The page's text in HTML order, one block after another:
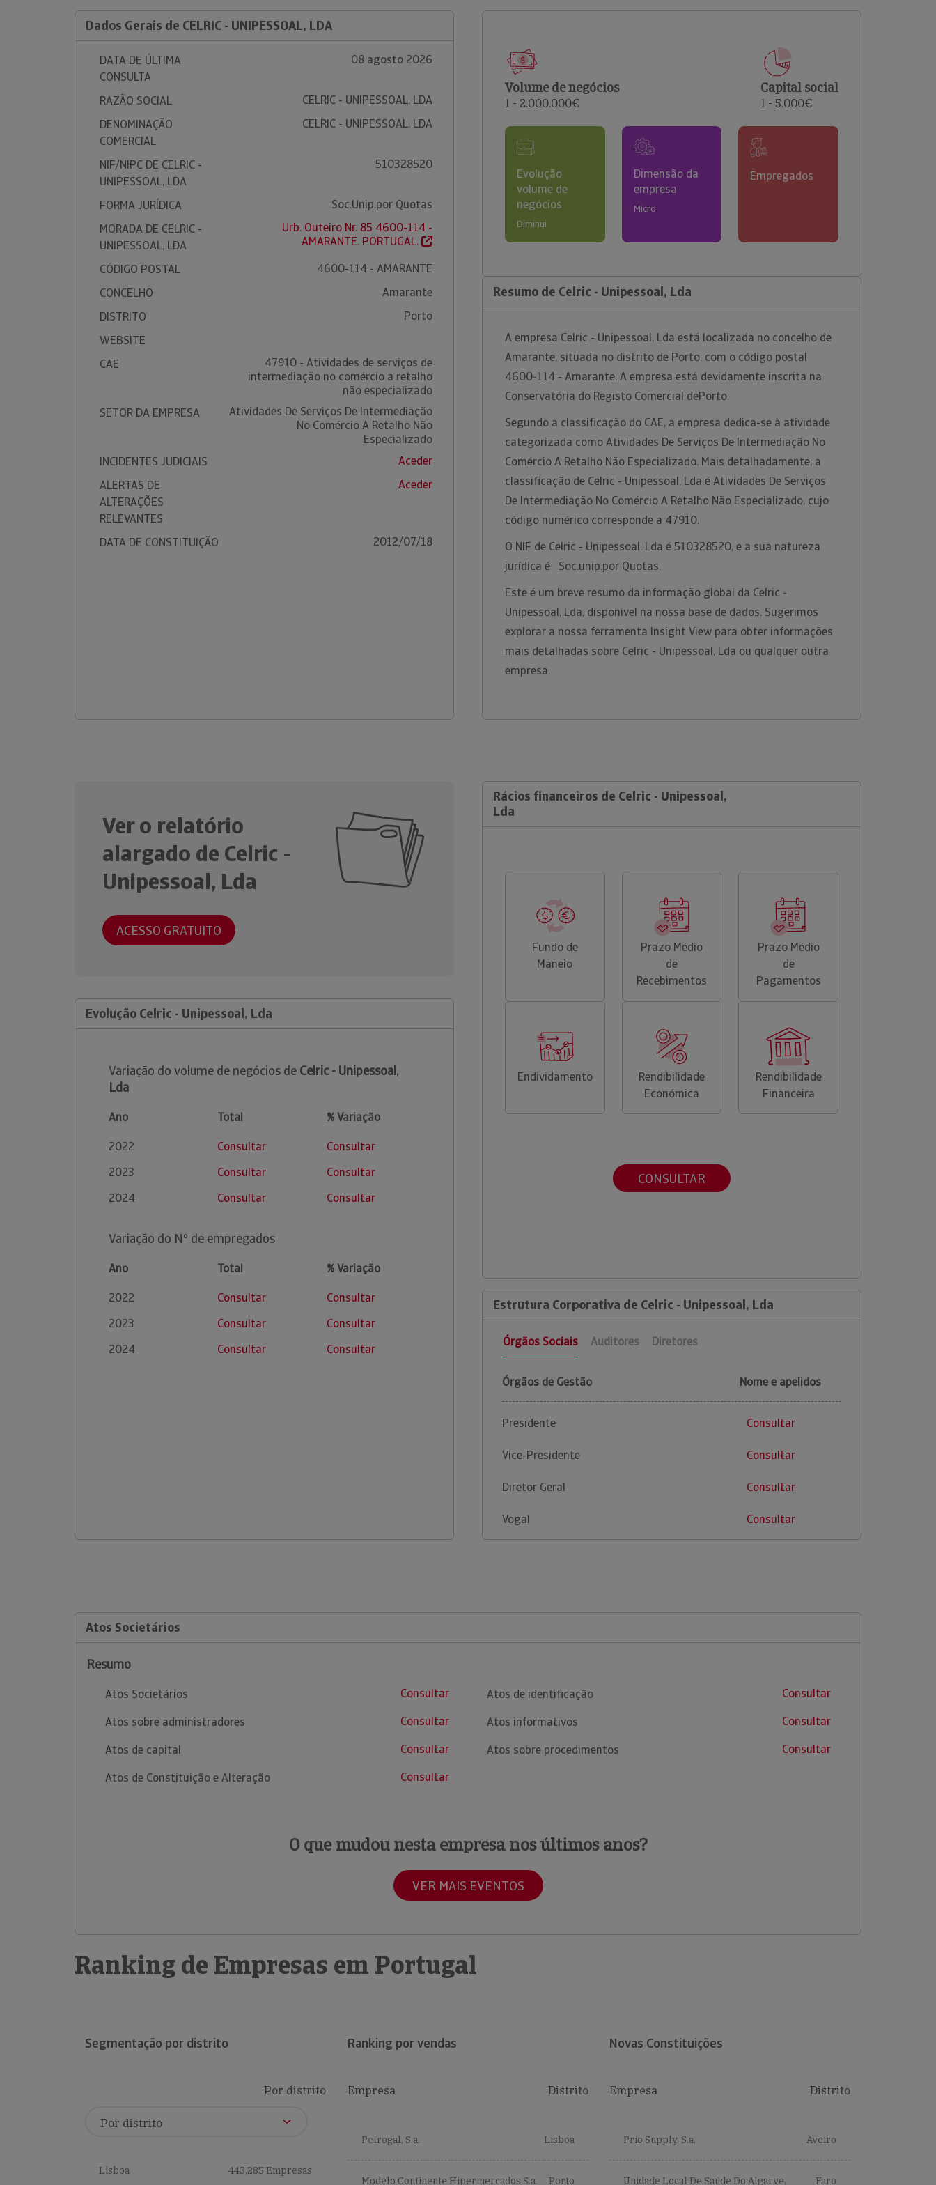
comerciais e analisar o risco de incumprimento dos
Dados Gerais de CELRIC - UNIPESSOAL, LDA
DATA DE ÚLTIMA
CONSULTA
08 agosto 2026
RAZÃO SOCIAL
CELRIC - UNIPESSOAL, LDA
DENOMINAÇÃO
COMERCIAL
CELRIC - UNIPESSOAL, LDA
NIF/NIPC DE CELRIC -
UNIPESSOAL, LDA
510328520
FORMA JURÍDICA
Soc.Unip.por Quotas
MORADA DE CELRIC -
UNIPESSOAL, LDA
Urb. Outeiro Nr. 85 4600-114 -
AMARANTE. PORTUGAL.
CÓDIGO POSTAL
4600-114 - AMARANTE
CONCELHO
Amarante
DISTRITO
Porto
WEBSITE
CAE
47910 - Atividades de serviços de
intermediação no comércio a retalho
não especializado
SETOR DA EMPRESA
Atividades De Serviços De Intermediação
No Comércio A Retalho Não
Especializado
INCIDENTES JUDICIAIS
Aceder
ALERTAS DE
ALTERAÇÕES
RELEVANTES
Aceder
DATA DE CONSTITUIÇÃO 2012/07/18
Volume de negócios
1 - 2.000.000€
Capital social
1 - 5.000€
Evolução
volume de
negócios
Diminui
Dimensão da
empresa
Micro
Empregados
Resumo de Celric - Unipessoal, Lda
A empresa Celric - Unipessoal, Lda está localizada no concelho de
Amarante, situada no distrito de Porto, com o código postal
4600-114 - Amarante. A empresa está devidamente inscrita na
Conservatória do Registo Comercial dePorto.
Segundo a classificação do CAE, a empresa dedica-se à atividade
categorizada como Atividades De Serviços De Intermediação No
Comércio A Retalho Não Especializado. Mais detalhadamente, a
classificação de Celric - Unipessoal, Lda é Atividades De Serviços
De Intermediação No Comércio A Retalho Não Especializado, cujo
código numérico corresponde a 47910.
O NIF de Celric - Unipessoal, Lda é 510328520, e a sua natureza
jurídica é Soc.unip.por Quotas.
Este é um breve resumo da informação global da Celric -
Unipessoal, Lda, disponível na nossa base de dados. Sugerimos
explorar a nossa ferramenta Insight View para obter informações
mais detalhadas sobre Celric - Unipessoal, Lda ou qualquer outra
empresa.
Ver o relatório
alargado de Celric -
Unipessoal, Lda
ACESSO GRATUITO
Evolução Celric - Unipessoal, Lda
Variação do volume de negócios de Celric - Unipessoal,
Lda
Ano Total
% Variação
2022
Consultar
Consultar
2023
Consultar
Consultar
2024
Consultar Consultar
Variação do Nº de empregados
Ano Total
% Variação
2022
Consultar
Consultar
2023
Consultar
Consultar
2024
Consultar Consultar
Rácios financeiros de Celric - Unipessoal,
Lda
Fundo de
Maneio
Prazo Médio
de
Recebimentos
Prazo Médio
de
Pagamentos
Endividamento
Rendibilidade
Económica
Rendibilidade
Financeira
CONSULTAR
Estrutura Corporativa de Celric - Unipessoal, Lda
Órgãos Sociais Auditores Diretores
Órgãos de Gestão Nome e apelidos
Presidente Consultar
Vice-Presidente Consultar
Diretor Geral Consultar
Vogal Consultar
Atos Societários
Resumo
Atos Societários
Consultar
Atos sobre administradores
Consultar
Atos de capital
Consultar
Atos de Constituição e Alteração
Consultar
Atos de identificação
Consultar
Atos informativos
Consultar
Atos sobre procedimentos
Consultar
O que mudou nesta empresa nos últimos anos?
VER MAIS EVENTOS
Ranking de Empresas em Portugal
Segmentação por distrito
Por distrito
Lisboa 443,285 Empresas
Ranking por vendas
Empresa Distrito
Petrogal, S.a. Lisboa
Modelo Continente Hipermercados S.a. Porto
Novas Constituições
Empresa Distrito
Prio Supply, S.a. Aveiro
Unidade Local De Saúde Do Algarve, Faro